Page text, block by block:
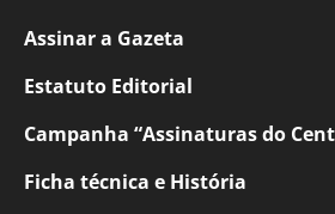
Assinar a Gazeta
Estatuto Editorial
Campanha “Assinaturas do
Ficha técnica e História